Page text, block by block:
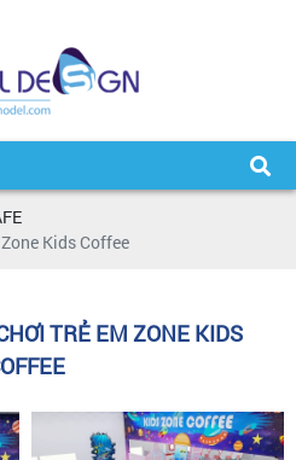
Kids Coffee
TRẺ EM ZONE KIDS